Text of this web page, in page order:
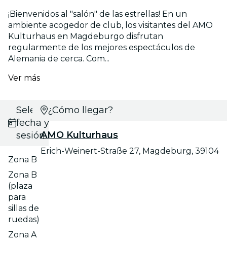
¡Bienvenidos al "salón" de las estrellas! En un
ambiente acogedor de club, los visitantes del AMO
Kulturhaus en Magdeburgo disfrutan
regularmente de los mejores espectáculos de
Alemania de cerca. Com...
Ver más
Selecciona
fecha y
sesión
Zona B
Zona B
(plaza
para
sillas de
ruedas)
Zona A
¿Cómo llegar?
AMO Kulturhaus
Erich-Weinert-Straße 27, Magdeburg, 39104